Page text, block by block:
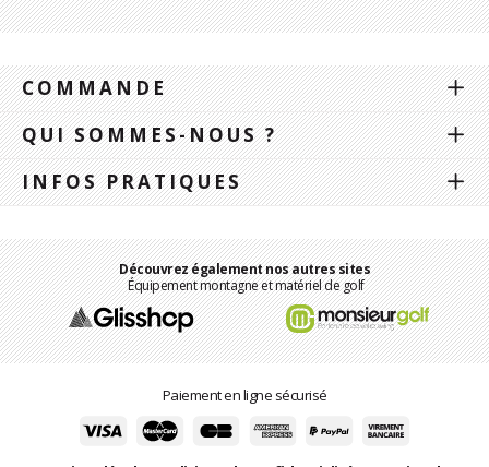
COMMANDE
QUI SOMMES-NOUS ?
INFOS PRATIQUES
Découvrez également nos autres sites
Équipement montagne et matériel de golf
Paiement en ligne sécurisé